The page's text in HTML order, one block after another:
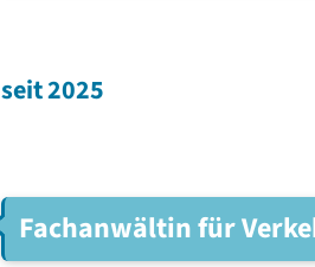
seit 2025
Fachanwältin für